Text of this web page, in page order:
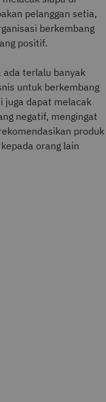
pelanggan setia,
berkembang
positif.
ada terlalu banyak
untuk berkembang
juga dapat melacak
negatif, mengingat
produk
orang lain